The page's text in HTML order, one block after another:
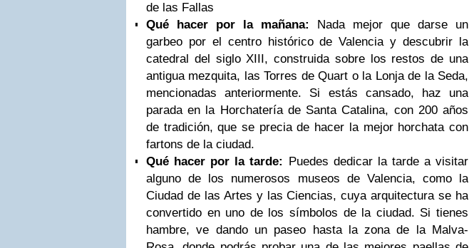
de las Fallas
Qué hacer por la mañana:
Nada mejor que darse un
garbeo por el centro histórico de Valencia y descubrir la
catedral del siglo XIII, construida sobre los restos de una
antigua mezquita, las Torres de Quart o la Lonja de la Seda,
mencionadas anteriormente. Si estás cansado, haz una
parada en la Horchatería de Santa Catalina, con 200 años
de tradición, que se precia de hacer la mejor horchata con
fartons de la ciudad.
Qué hacer por la tarde: Puedes dedicar la tarde a visitar
alguno de los numerosos museos de Valencia, como la
Ciudad de las Artes y las Ciencias, cuya arquitectura se ha
convertido en uno de los símbolos de la ciudad. Si tienes
hambre, ve dando un paseo hasta la zona de la Malva-